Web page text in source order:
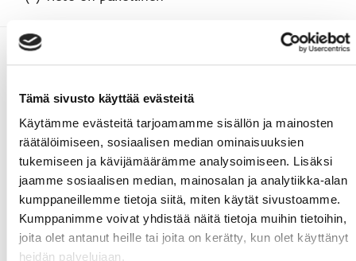
Tämä sivusto käyttää evästeitä
Käytämme evästeitä tarjoamamme sisällön ja mainosten
räätälöimiseen, sosiaalisen median ominaisuuksien
tukemiseen ja kävijämäärämme analysoimiseen. Lisäksi
jaamme sosiaalisen median, mainosalan ja analytiikka-alan
kumppaneillemme tietoja siitä, miten käytät sivustoamme.
Kumppanimme voivat yhdistää näitä tietoja muihin tietoihin,
joita olet antanut heille tai joita on kerätty, kun olet käyttänyt
heidän palvelujaan.